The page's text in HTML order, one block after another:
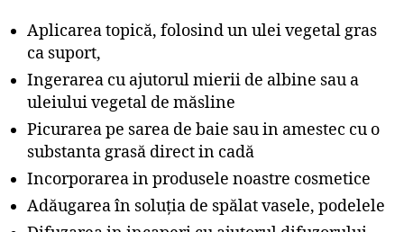
Aplicarea topică, folosind un ulei vegetal gras
ca suport,
Ingerarea cu ajutorul mierii de albine sau a
uleiului vegetal de măsline
Picurarea pe sarea de baie sau in amestec cu o
substanta grasă direct in cadă
Incorporarea in produsele noastre cosmetice
Adăugarea în soluția de spălat vasele, podelele